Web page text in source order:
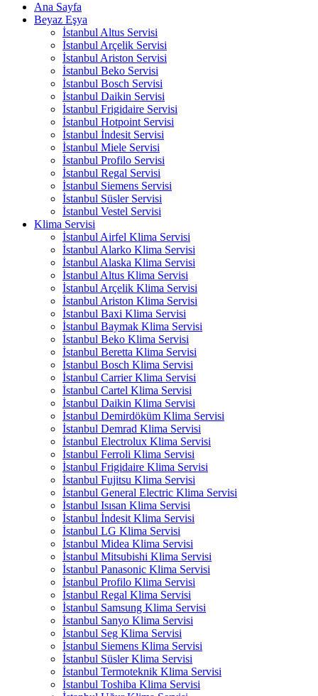
Ana Sayfa
Beyaz Eşya
İstanbul Altus Servisi
İstanbul Arçelik Servisi
İstanbul Ariston Servisi
İstanbul Beko Servisi
İstanbul Bosch Servisi
İstanbul Daikin Servisi
İstanbul Frigidaire Servisi
İstanbul Hotpoint Servisi
İstanbul İndesit Servisi
İstanbul Miele Servisi
İstanbul Profilo Servisi
İstanbul Regal Servisi
İstanbul Siemens Servisi
İstanbul Süsler Servisi
İstanbul Vestel Servisi
Klima Servisi
İstanbul Airfel Klima Servisi
İstanbul Alarko Klima Servisi
İstanbul Alaska Klima Servisi
İstanbul Altus Klima Servisi
İstanbul Arçelik Klima Servisi
İstanbul Ariston Klima Servisi
İstanbul Baxi Klima Servisi
İstanbul Baymak Klima Servisi
İstanbul Beko Klima Servisi
İstanbul Beretta Klima Servisi
İstanbul Bosch Klima Servisi
İstanbul Carrier Klima Servisi
İstanbul Cartel Klima Servisi
İstanbul Daikin Klima Servisi
İstanbul Demirdöküm Klima Servisi
İstanbul Demrad Klima Servisi
İstanbul Electrolux Klima Servisi
İstanbul Ferroli Klima Servisi
İstanbul Frigidaire Klima Servisi
İstanbul Fujitsu Klima Servisi
İstanbul General Electric Klima Servisi
İstanbul Isısan Klima Servisi
İstanbul İndesit Klima Servisi
İstanbul LG Klima Servisi
İstanbul Midea Klima Servisi
İstanbul Mitsubishi Klima Servisi
İstanbul Panasonic Klima Servisi
İstanbul Profilo Klima Servisi
İstanbul Regal Klima Servisi
İstanbul Samsung Klima Servisi
İstanbul Sanyo Klima Servisi
İstanbul Seg Klima Servisi
İstanbul Siemens Klima Servisi
İstanbul Süsler Klima Servisi
İstanbul Termoteknik Klima Servisi
İstanbul Toshiba Klima Servisi